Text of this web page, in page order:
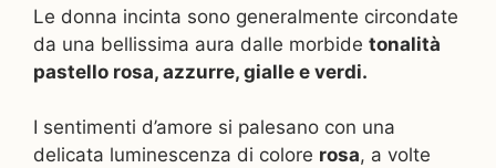
Le donna incinta sono generalmente circondate
da una bellissima aura dalle morbide tonalità
pastello rosa, azzurre, gialle e verdi.
I sentimenti d’amore si palesano con una
delicata luminescenza di colore rosa, a volte